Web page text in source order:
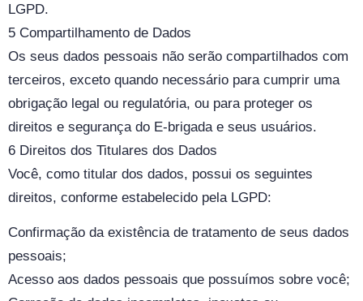
LGPD.
5 Compartilhamento de Dados
Os seus dados pessoais não serão compartilhados com
terceiros, exceto quando necessário para cumprir uma
obrigação legal ou regulatória, ou para proteger os
direitos e segurança do E-brigada e seus usuários.
6 Direitos dos Titulares dos Dados
Você, como titular dos dados, possui os seguintes
direitos, conforme estabelecido pela LGPD:
Confirmação da existência de tratamento de seus dados
pessoais;
Acesso aos dados pessoais que possuímos sobre você;